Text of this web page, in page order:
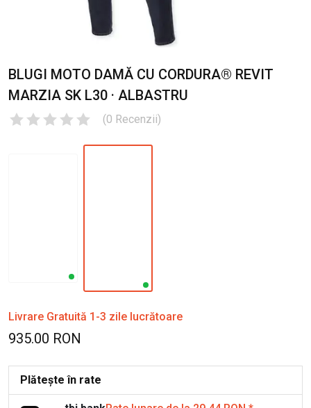
BLUGI MOTO DAMĂ CU CORDURA® REVIT
MARZIA SK L30 · ALBASTRU
(0 Recenzii)
Livrare Gratuită 1-3 zile lucrătoare
935.00 RON
Plătește în rate